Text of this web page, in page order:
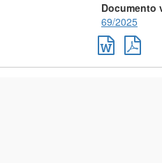
Documento
69/2025